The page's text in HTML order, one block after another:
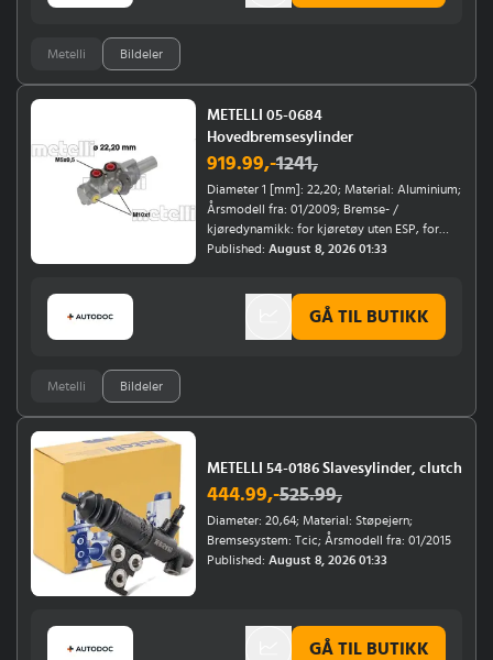
Metelli Bildeler
METELLI 05-0684
Hovedbremsesylinder
919.99,-1241,
Diameter 1 [mm]: 22,20; Material: Aluminium;
Årsmodell fra: 01/2009; Bremse- /
kjøredynamikk: for kjøretøy uten ESP, for
kjøretøy med ABS, for kjøretøy uten aktiv
Published: August 8, 2026 01:33
Metelli Bildeler
GÅ TIL BUTIKK
METELLI 54-0186 Slavesylinder, clutch
444.99,-525.99,
Diameter: 20,64; Material: Støpejern;
Bremsesystem: Tcic; Årsmodell fra: 01/2015
Published: August 8, 2026 01:33
GÅ TIL BUTIKK